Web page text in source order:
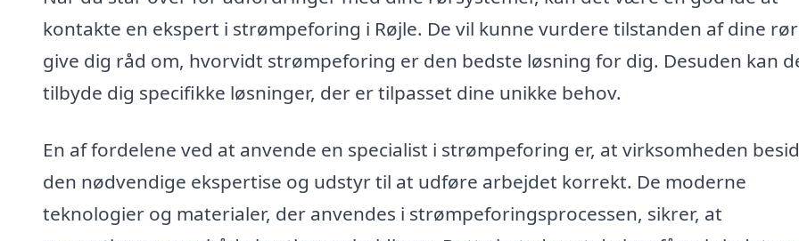
kontakte en ekspert i strømpeforing i Røjle. De vil kunne vurdere tilstanden af dine
give dig råd om, hvorvidt strømpeforing er den bedste løsning for dig. Desuden kan
tilbyde dig specifikke løsninger, der er tilpasset dine unikke behov.
En af fordelene ved at anvende en specialist i strømpeforing er, at virksomheden
den nødvendige ekspertise og udstyr til at udføre arbejdet korrekt. De moderne
teknologier og materialer, der anvendes i strømpeforingsprocessen, sikrer, at